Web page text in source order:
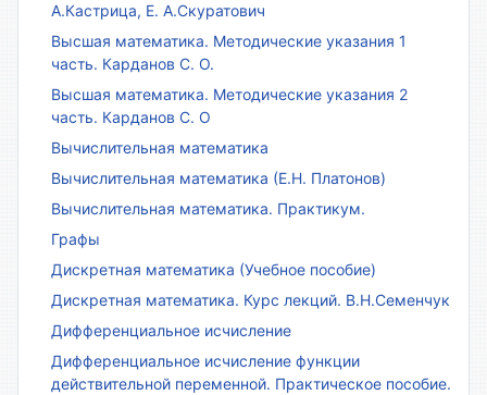
А.Кастрица, Е. А.Скуратович
Высшая математика. Методические указания 1
часть. Карданов С. О.
Высшая математика. Методические указания 2
часть. Карданов С. О
Вычислительная математика
Вычислительная математика (Е.Н. Платонов)
Вычислительная математика. Практикум.
Графы
Дискретная математика (Учебное пособие)
Дискретная математика. Курс лекций. В.Н.Семенчук
Дифференциальное исчисление
Дифференциальное исчисление функции
действительной переменной. Практическое пособие.